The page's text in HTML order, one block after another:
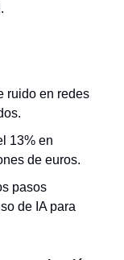
ruido en redes
13% en
de euros.
pasos
de IA para